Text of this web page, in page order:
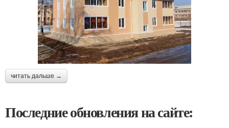
читать дальше →
Последние обновления на сайте: